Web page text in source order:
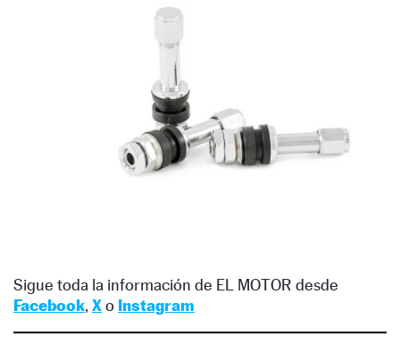
Sigue toda la información de EL MOTOR desde
Facebook, Xo Instagram